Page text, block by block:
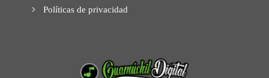
Políticas de privacidad